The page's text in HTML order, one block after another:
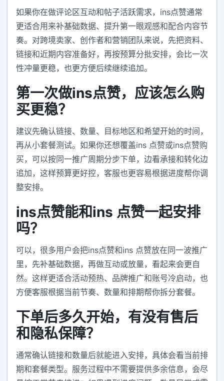
如果你在做评论区互动和帖子活跃需求，ins点赞通常
更适合用来补基础数据、提升第一眼观感和配合内容节
奏。对跨境卖家、创作者和营销团队来说，先把资料、
链接和近期内容准备好，再按预算分批安排，会比一次
性冲量更稳，也更方便后续继续追加。
第一次做ins点赞，应该怎么购
买更稳？
建议先确认链接、数量、目标地区和希望开始的时间，
再从小套餐测试。如果你还想覆盖ins 点赞或ins点赞购
买，可以按同一推广周期分步下单，边看承接和转化边
追加，这样预算更好控，客服也更容易根据进度帮你调
整安排。
ins点赞能和ins 点赞一起安排
吗？
可以，很多用户会把ins点赞和ins 点赞放在同一波推广
里，先补基础数据，再做互动或放量，看起来会更自
然。这样更适合活动预热、品牌推广和账号冷启动，也
方便客服根据当前节奏、数量和排期帮你拆分套餐。
下单后多久开始，有没有售后
和隐私保障？
通常确认链接和数量后就能进入安排，具体会看当前排
期和套餐类型。服务过程中不需要提供多余信息，会尽